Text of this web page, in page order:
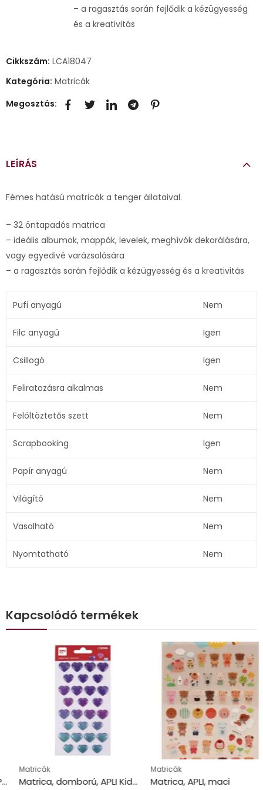
– a ragasztás során fejlődik a kézügyesség
és a kreativitás
Cikkszám: LCA18047
Kategória: Matricák
Megosztás:
LEÍRÁS
Fémes hatású matricák a tenger állataival.
– 32 öntapadós matrica
– ideális albumok, mappák, levelek, meghívók dekorálására,
vagy egyedivé varázsolására
– a ragasztás során fejlődik a kézügyesség és a kreativitás
Pufi anyagú Nem
Filc anyagú Igen
Csillogó Igen
Feliratozásra alkalmas Nem
Felöltöztetős szett Nem
Scrapbooking Igen
Papír anyagú Nem
Világító Nem
Vasalható Nem
Nyomtatható Nem
Kapcsolódó termékek
Matricák
Matrica, domború, APLI Kids “Stickers”, tündöklő szívek
Matricák
Matrica, APLI, maci